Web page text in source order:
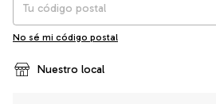
No sé mi código postal
Nuestro local